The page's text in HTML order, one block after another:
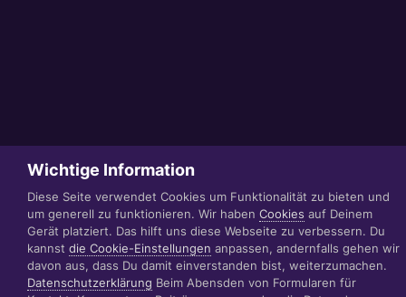
Wichtige Information
Diese Seite verwendet Cookies um Funktionalität zu bieten und
um generell zu funktionieren. Wir haben Cookies auf Deinem
Gerät platziert. Das hilft uns diese Webseite zu verbessern. Du
kannst die Cookie-Einstellungen anpassen, andernfalls gehen wir
davon aus, dass Du damit einverstanden bist, weiterzumachen.
Datenschutzerklärung Beim Abensden von Formularen für